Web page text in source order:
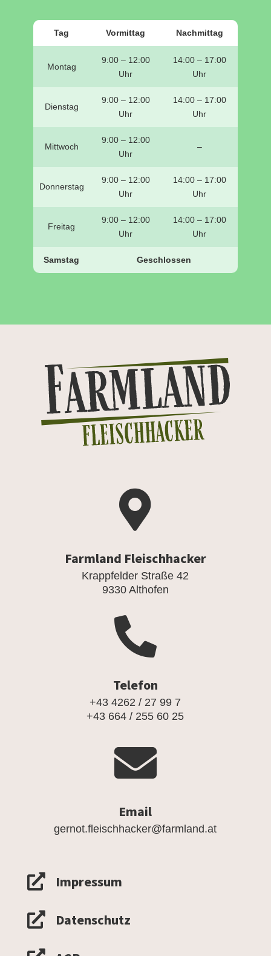
Tag Vormittag Nachmittag
Montag
9:00 – 12:00
Uhr
14:00 – 17:00
Uhr
Dienstag
9:00 – 12:00
Uhr
14:00 – 17:00
Uhr
Mittwoch
9:00 – 12:00
Uhr
–
Donnerstag
9:00 – 12:00
Uhr
14:00 – 17:00
Uhr
Freitag
9:00 – 12:00
Uhr
14:00 – 17:00
Uhr
Samstag Geschlossen

Farmland Fleischhacker
Krappfelder Straße 42
9330 Althofen

Telefon
+43 4262 / 27 99 7
+43 664 / 255 60 25

Email
gernot.fleischhacker@farmland.at
 Impressum
 Datenschutz